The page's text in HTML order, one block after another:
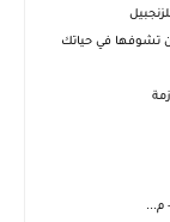
تشوفها في حياتك